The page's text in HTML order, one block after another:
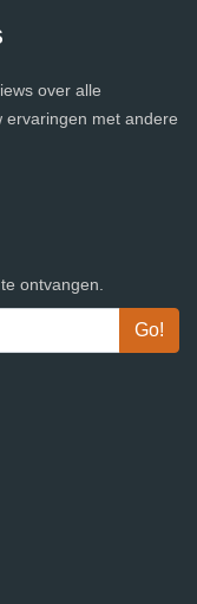
over alle
ervaringen met andere
ontvangen.